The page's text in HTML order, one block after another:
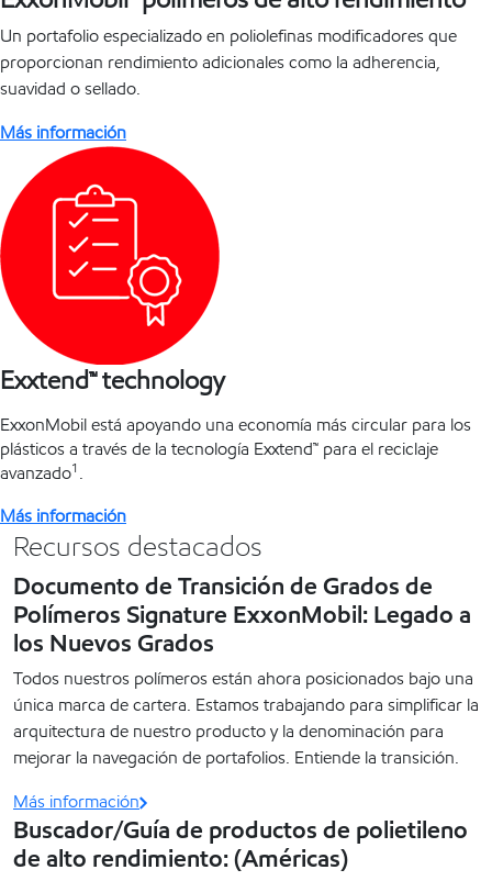
Un portafolio especializado en poliolefinas modificadores que
proporcionan rendimiento adicionales como la adherencia,
suavidad o sellado.
Más información
Exxtend™ technology
ExxonMobil está apoyando una economía más circular para los
plásticos a través de la tecnología Exxtend™ para el reciclaje
avanzado1 .
Más información
Recursos destacados
Documento de Transición de Grados de
Polímeros Signature ExxonMobil: Legado a
los Nuevos Grados
Todos nuestros polímeros están ahora posicionados bajo una
única marca de cartera. Estamos trabajando para simplificar la
arquitectura de nuestro producto y la denominación para
mejorar la navegación de portafolios. Entiende la transición.
Más información
Buscador/Guía de productos de polietileno
de alto rendimiento: (Américas)